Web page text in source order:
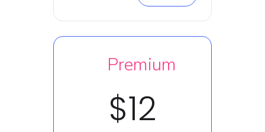
Premium
$12